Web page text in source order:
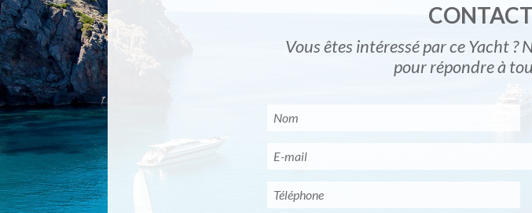
Vous êtes intéressé par ce Yacht
pour répondre à